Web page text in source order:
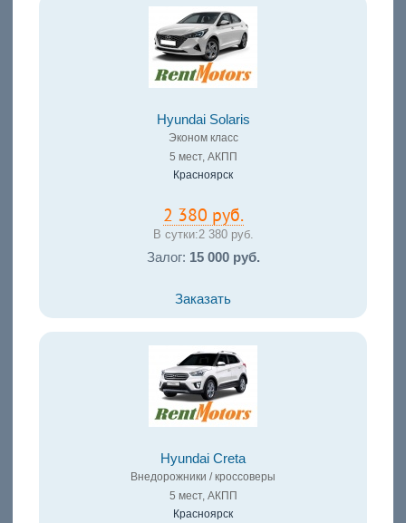
Hyundai Solaris
Эконом класс
5 мест, АКПП
Красноярск
2 380 руб.
В сутки:2 380 руб.
Залог: 15 000 руб.
Заказать
Hyundai Creta
Внедорожники / кроссоверы
5 мест, АКПП
Красноярск